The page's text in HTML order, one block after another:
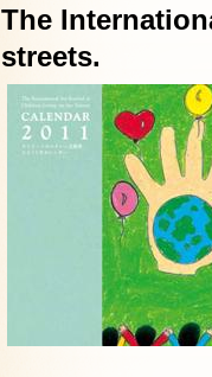
The
streets.